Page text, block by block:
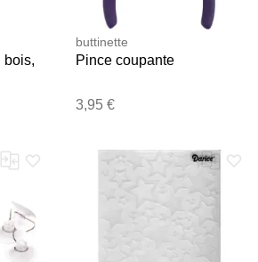
bois,
buttinette
Pince coupante
3,95 €
Merci pour votre avis
Notre équipe va maintenant
examiner vos commentaires
avant de les publier.